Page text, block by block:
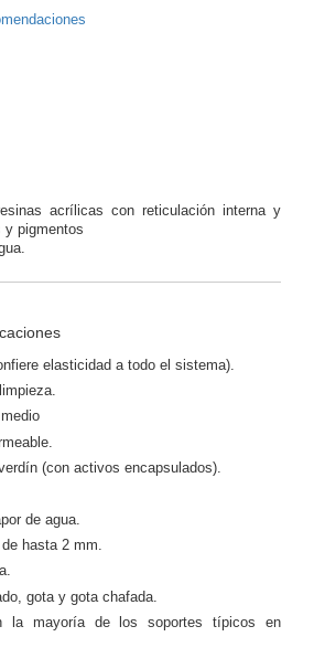
acrílicas con reticulación interna y
y pigmentos
elasticidad a todo el sistema).
medio
(con activos encapsulados).
de agua.
hasta 2 mm.
gota y gota chafada.
la mayoría de los soportes típicos en